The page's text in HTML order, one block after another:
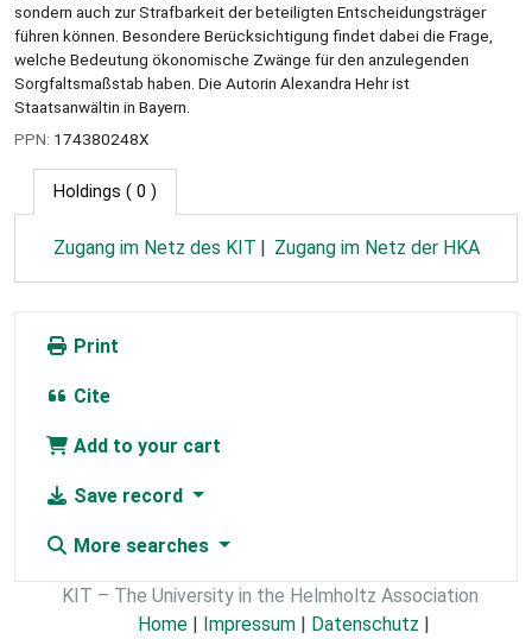
sondern auch zur Strafbarkeit der beteiligten Entscheidungsträger
führen können. Besondere Berücksichtigung findet dabei die Frage,
welche Bedeutung ökonomische Zwänge für den anzulegenden
Sorgfaltsmaßstab haben. Die Autorin Alexandra Hehr ist
Staatsanwältin in Bayern.
PPN: 174380248X
Holdings ( 0 )
Zugang im Netz des KIT Zugang im Netz der HKA
Print
Cite
Add to your cart
Save record
More searches
KIT – The University in the Helmholtz Association
Home | Impressum | Datenschutz |